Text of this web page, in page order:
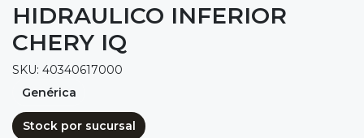
HIDRAULICO INFERIOR
CHERY IQ
SKU: 40340617000
Genérica
Stock por sucursal